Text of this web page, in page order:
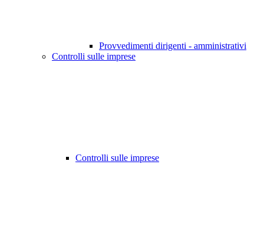
Provvedimenti dirigenti - amministrativi
Controlli sulle imprese
Controlli sulle imprese